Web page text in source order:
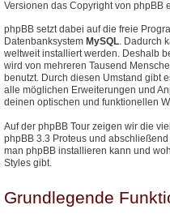
Versionen das Copyright von phpBB
phpBB setzt dabei auf die freie
Datenbanksystem MySQL. Dadurch
weltweit installiert werden. Deshalb
wird von mehreren Tausend
benutzt. Durch diesen Umstand gibt
alle möglichen Erweiterungen und
deinen optischen und funktionellen
Auf der phpBB Tour zeigen wir die
phpBB 3.3 Proteus und
man phpBB installieren kann und
Styles gibt.
Grundlegende